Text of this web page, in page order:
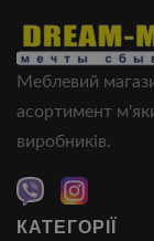
Меблевий
асортимент
виробників.
КАТЕГОРІЇ